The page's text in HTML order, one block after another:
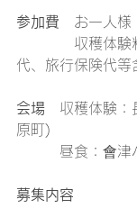
参加費 お一人様
収穫体験料
代、旅行保険代等
会場 収穫体験：
原町)
昼食：會津バ
募集内容